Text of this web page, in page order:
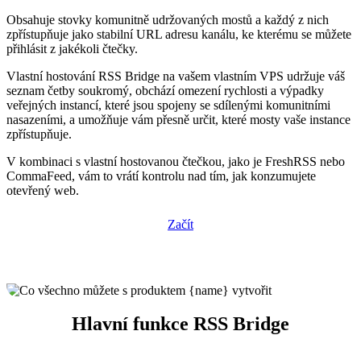
Obsahuje stovky komunitně udržovaných mostů a každý z nich
zpřístupňuje jako stabilní URL adresu kanálu, ke kterému se můžete
přihlásit z jakékoli čtečky.
Vlastní hostování RSS Bridge na vašem vlastním VPS udržuje váš
seznam četby soukromý, obchází omezení rychlosti a výpadky
veřejných instancí, které jsou spojeny se sdílenými komunitními
nasazeními, a umožňuje vám přesně určit, které mosty vaše instance
zpřístupňuje.
V kombinaci s vlastní hostovanou čtečkou, jako je FreshRSS nebo
CommaFeed, vám to vrátí kontrolu nad tím, jak konzumujete
otevřený web.
Začít
Hlavní funkce RSS Bridge